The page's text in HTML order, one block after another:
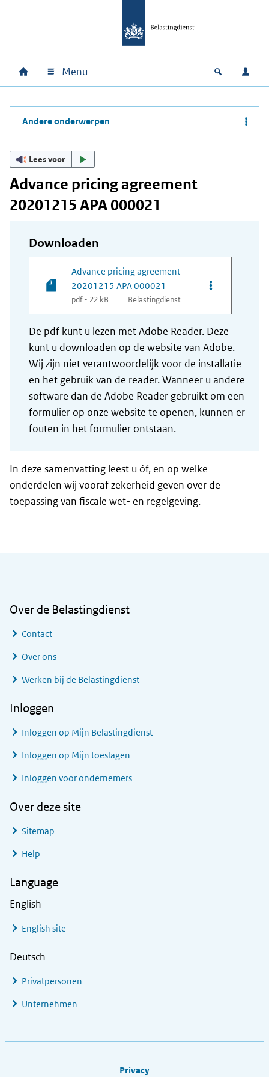
Hoofdnavigatie
Home Menu Open
Andere onderwerpen
Lees voor
Advance pricing agreement
20201215 APA 000021
Downloaden
Advance pricing agreement
20201215 APA 000021
pdf - 22 kB Belastingdienst
Opties van
De pdf kunt u lezen met Adobe Reader. Deze
kunt u downloaden op de website van Adobe.
Wij zijn niet verantwoordelijk voor de installatie
en het gebruik van de reader. Wanneer u andere
software dan de Adobe Reader gebruikt om een
formulier op onze website te openen, kunnen er
fouten in het formulier ontstaan.
In deze samenvatting leest u óf, en op welke
onderdelen wij vooraf zekerheid geven over de
toepassing van fiscale wet- en regelgeving.
Over de Belastingdienst
Contact
Over ons
Werken bij de Belastingdienst
Inloggen
Inloggen op Mijn Belastingdienst
Inloggen op Mijn toeslagen
Inloggen voor ondernemers
Over deze site
Sitemap
Help
Language
English
English site
Deutsch
Privatpersonen
Unternehmen
Privacy